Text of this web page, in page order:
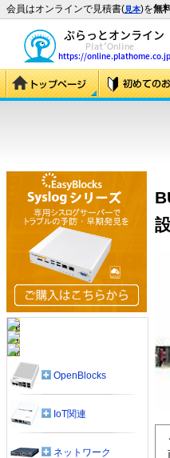
会員はオンラインで見積書(見本)を無
OpenBlocks
IoT関連
ネットワーク